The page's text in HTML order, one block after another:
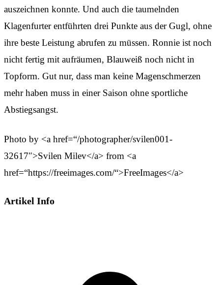
auszeichnen konnte. Und auch die taumelnden
Klagenfurter entführten drei Punkte aus der Gugl, ohne
ihre beste Leistung abrufen zu müssen. Ronnie ist noch
nicht fertig mit aufräumen, Blauweiß noch nicht in
Topform. Gut nur, dass man keine Magenschmerzen
mehr haben muss in einer Saison ohne sportliche
Abstiegsangst.
Photo by <a href=“/photographer/svilen001-
32617″>Svilen Milev</a> from <a
href=“https://freeimages.com/“>FreeImages</a>
Artikel Info